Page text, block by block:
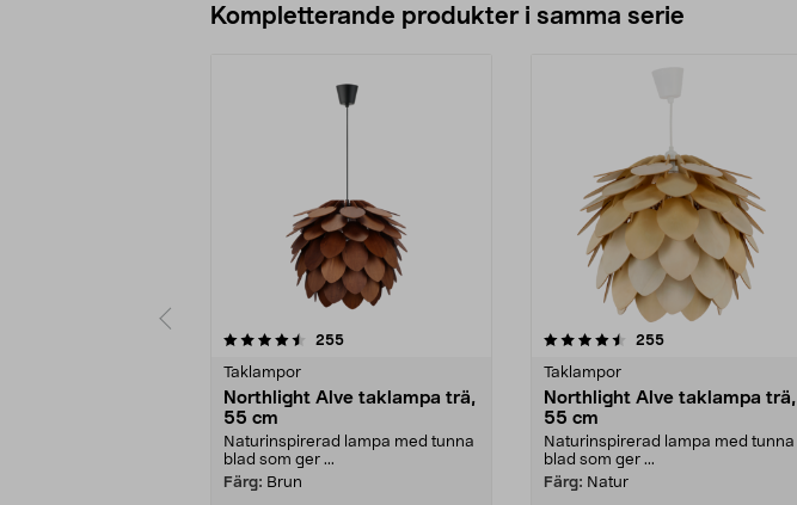
Kompletterande produkter i samma serie
255recensioner
Taklampor
Northlight Alve taklampa trä,
55 cm
Naturinspirerad lampa med tunna
blad som ger ...
Färg: Brun
4.5av 5 stjärnor 255recensioner
Taklampor
Northlight Alve taklampa trä,
55 cm
Naturinspirerad lampa med tunna
blad som ger ...
Färg: Natur
4.0av 5 stjärnor